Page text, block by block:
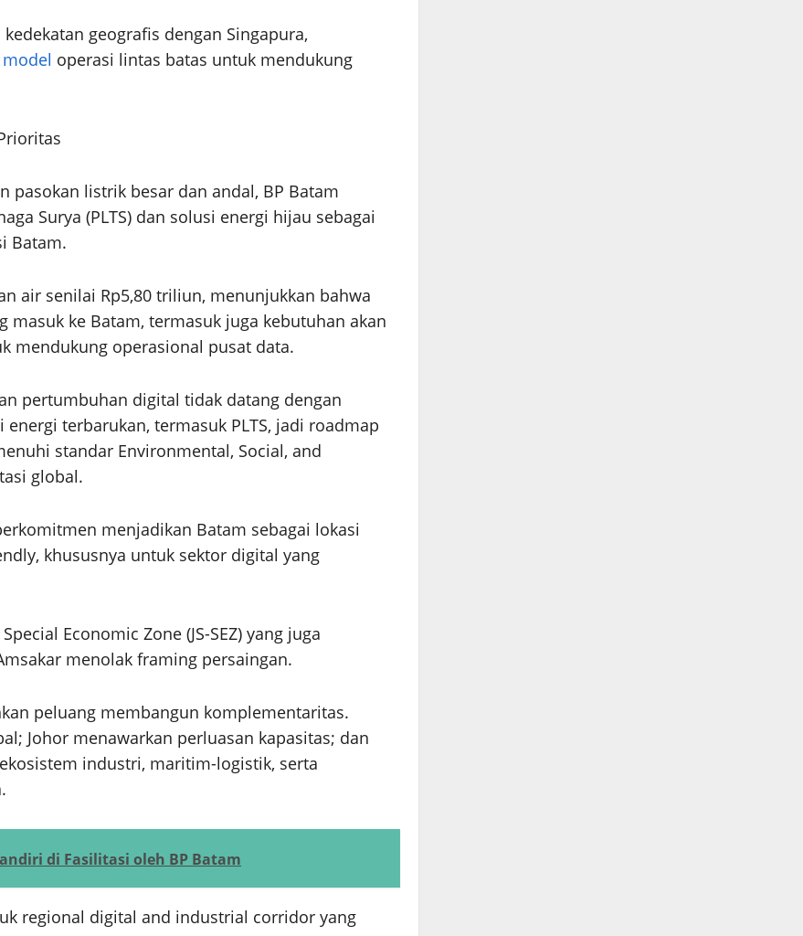
geografis dengan Singapura,
model operasi lintas batas untuk mendukung
listrik besar dan andal, BP Batam
Surya (PLTS) dan solusi energi hijau sebagai
Batam.
air senilai Rp5,80 triliun, menunjukkan bahwa
ke Batam, termasuk juga kebutuhan akan
mendukung operasional pusat data.
pertumbuhan digital tidak datang dengan
terbarukan, termasuk PLTS, jadi roadmap
standar Environmental, Social, and
global.
menjadikan Batam sebagai lokasi
khususnya untuk sektor digital yang
Economic Zone (JS-SEZ) yang juga
menolak framing persaingan.
peluang membangun komplementaritas.
Johor menawarkan perluasan kapasitas; dan
industri, maritim-logistik, serta
di Fasilitasi oleh BP Batam
regional digital and industrial corridor yang